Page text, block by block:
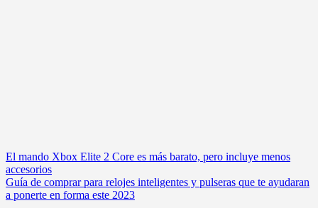
Navegación
de
entradas
El mando Xbox Elite 2 Core es más barato, pero incluye menos
accesorios
Guía de comprar para relojes inteligentes y pulseras que te ayudaran
a ponerte en forma este 2023